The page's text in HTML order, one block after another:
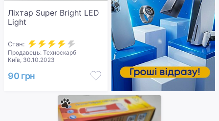
Ліхтар Super Bright LED
Light
Стан:
Продавець: Техноскарб
Київ, 30.10.2023
90 грн